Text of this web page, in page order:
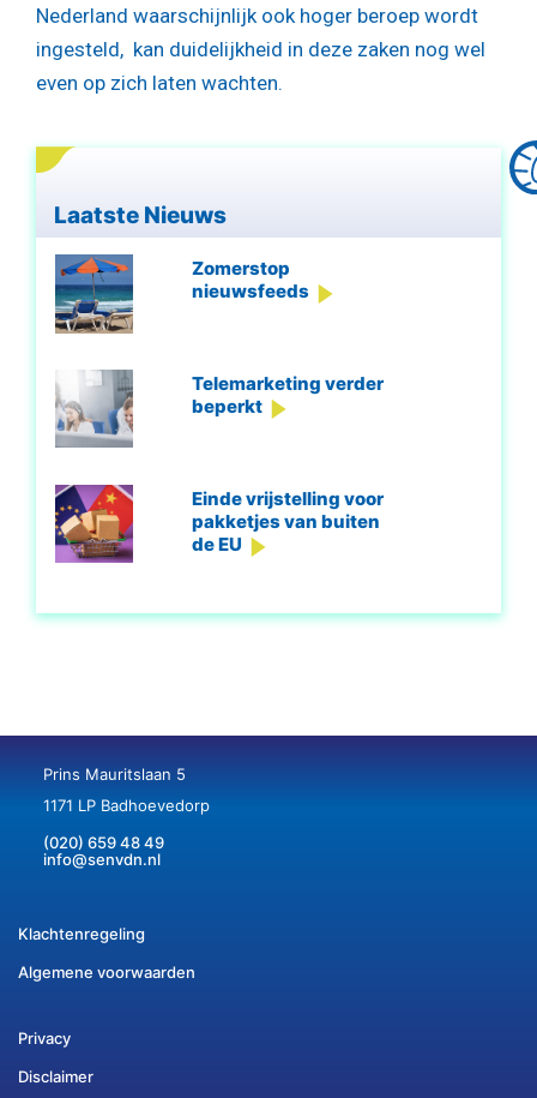
Nederland waarschijnlijk ook hoger beroep wordt
ingesteld, kan duidelijkheid in deze zaken nog wel
even op zich laten wachten.
Laatste Nieuws
Zomerstop
nieuwsfeeds
Telemarketing verder
beperkt
Einde vrijstelling voor
pakketjes van buiten
de EU
Prins Mauritslaan 5
1171 LP Badhoevedorp
(020) 659 48 49
info@senvdn.nl
Klachtenregeling
Algemene voorwaarden
Privacy
Disclaimer